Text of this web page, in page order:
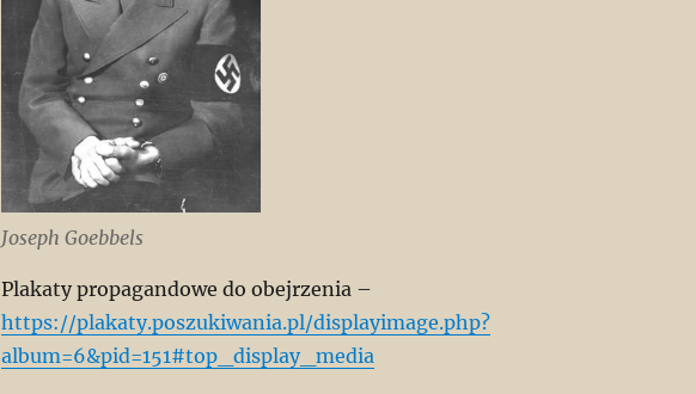
Joseph Goebbels
Plakaty propagandowe do obejrzenia –
https://plakaty.poszukiwania.pl/displayimage.php?
album=6&pid=151#top_display_media